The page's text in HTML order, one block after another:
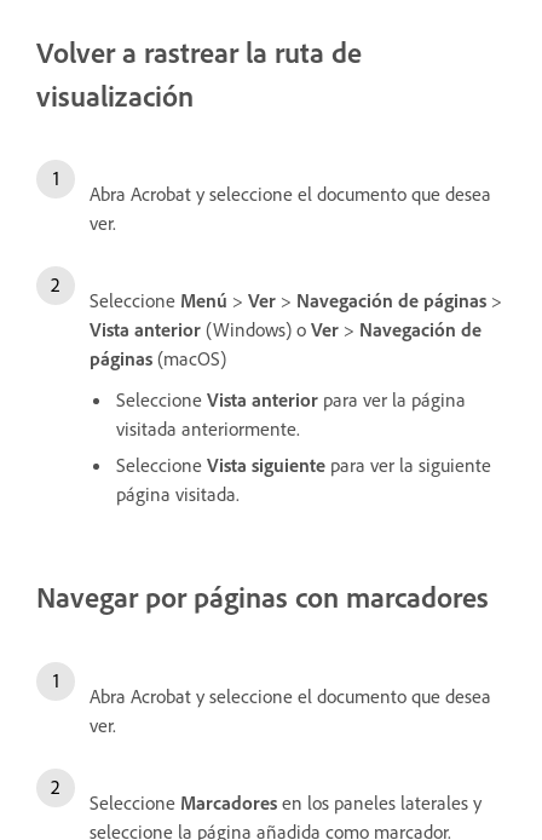
Volver a rastrear la ruta de
visualización
Abra Acrobat y seleccione el documento que desea
ver.
Seleccione Menú > Ver > Navegación de páginas >
Vista anterior (Windows) o Ver > Navegación de
páginas (macOS)
Seleccione Vista anterior para ver la página
visitada anteriormente.
Seleccione Vista siguiente para ver la siguiente
página visitada.
Navegar por páginas con marcadores
Abra Acrobat y seleccione el documento que desea
ver.
Seleccione Marcadores en los paneles laterales y
seleccione la página añadida como marcador.